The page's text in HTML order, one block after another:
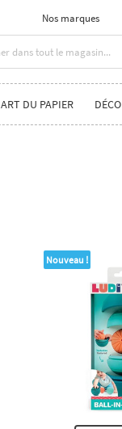
Nos marques
ART DU PAPIER DÉCO
Nouveau !